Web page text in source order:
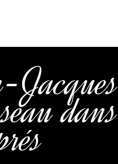
Jacques
dans